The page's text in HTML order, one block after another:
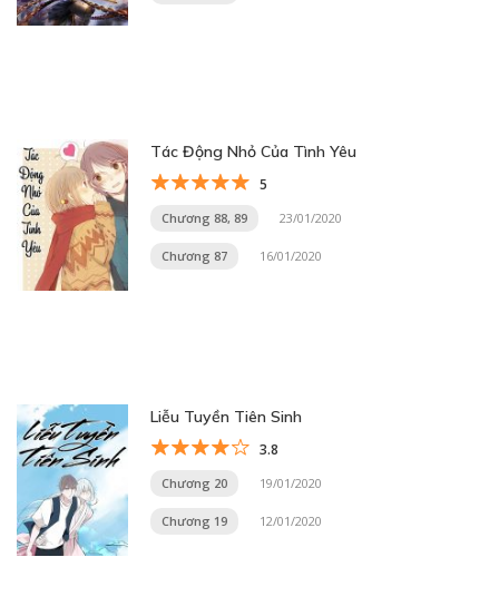
Tác Động Nhỏ Của Tình Yêu
5
Chương 88, 89 23/01/2020
Chương 87 16/01/2020
Liễu Tuyền Tiên Sinh
3.8
Chương 20 19/01/2020
Chương 19 12/01/2020